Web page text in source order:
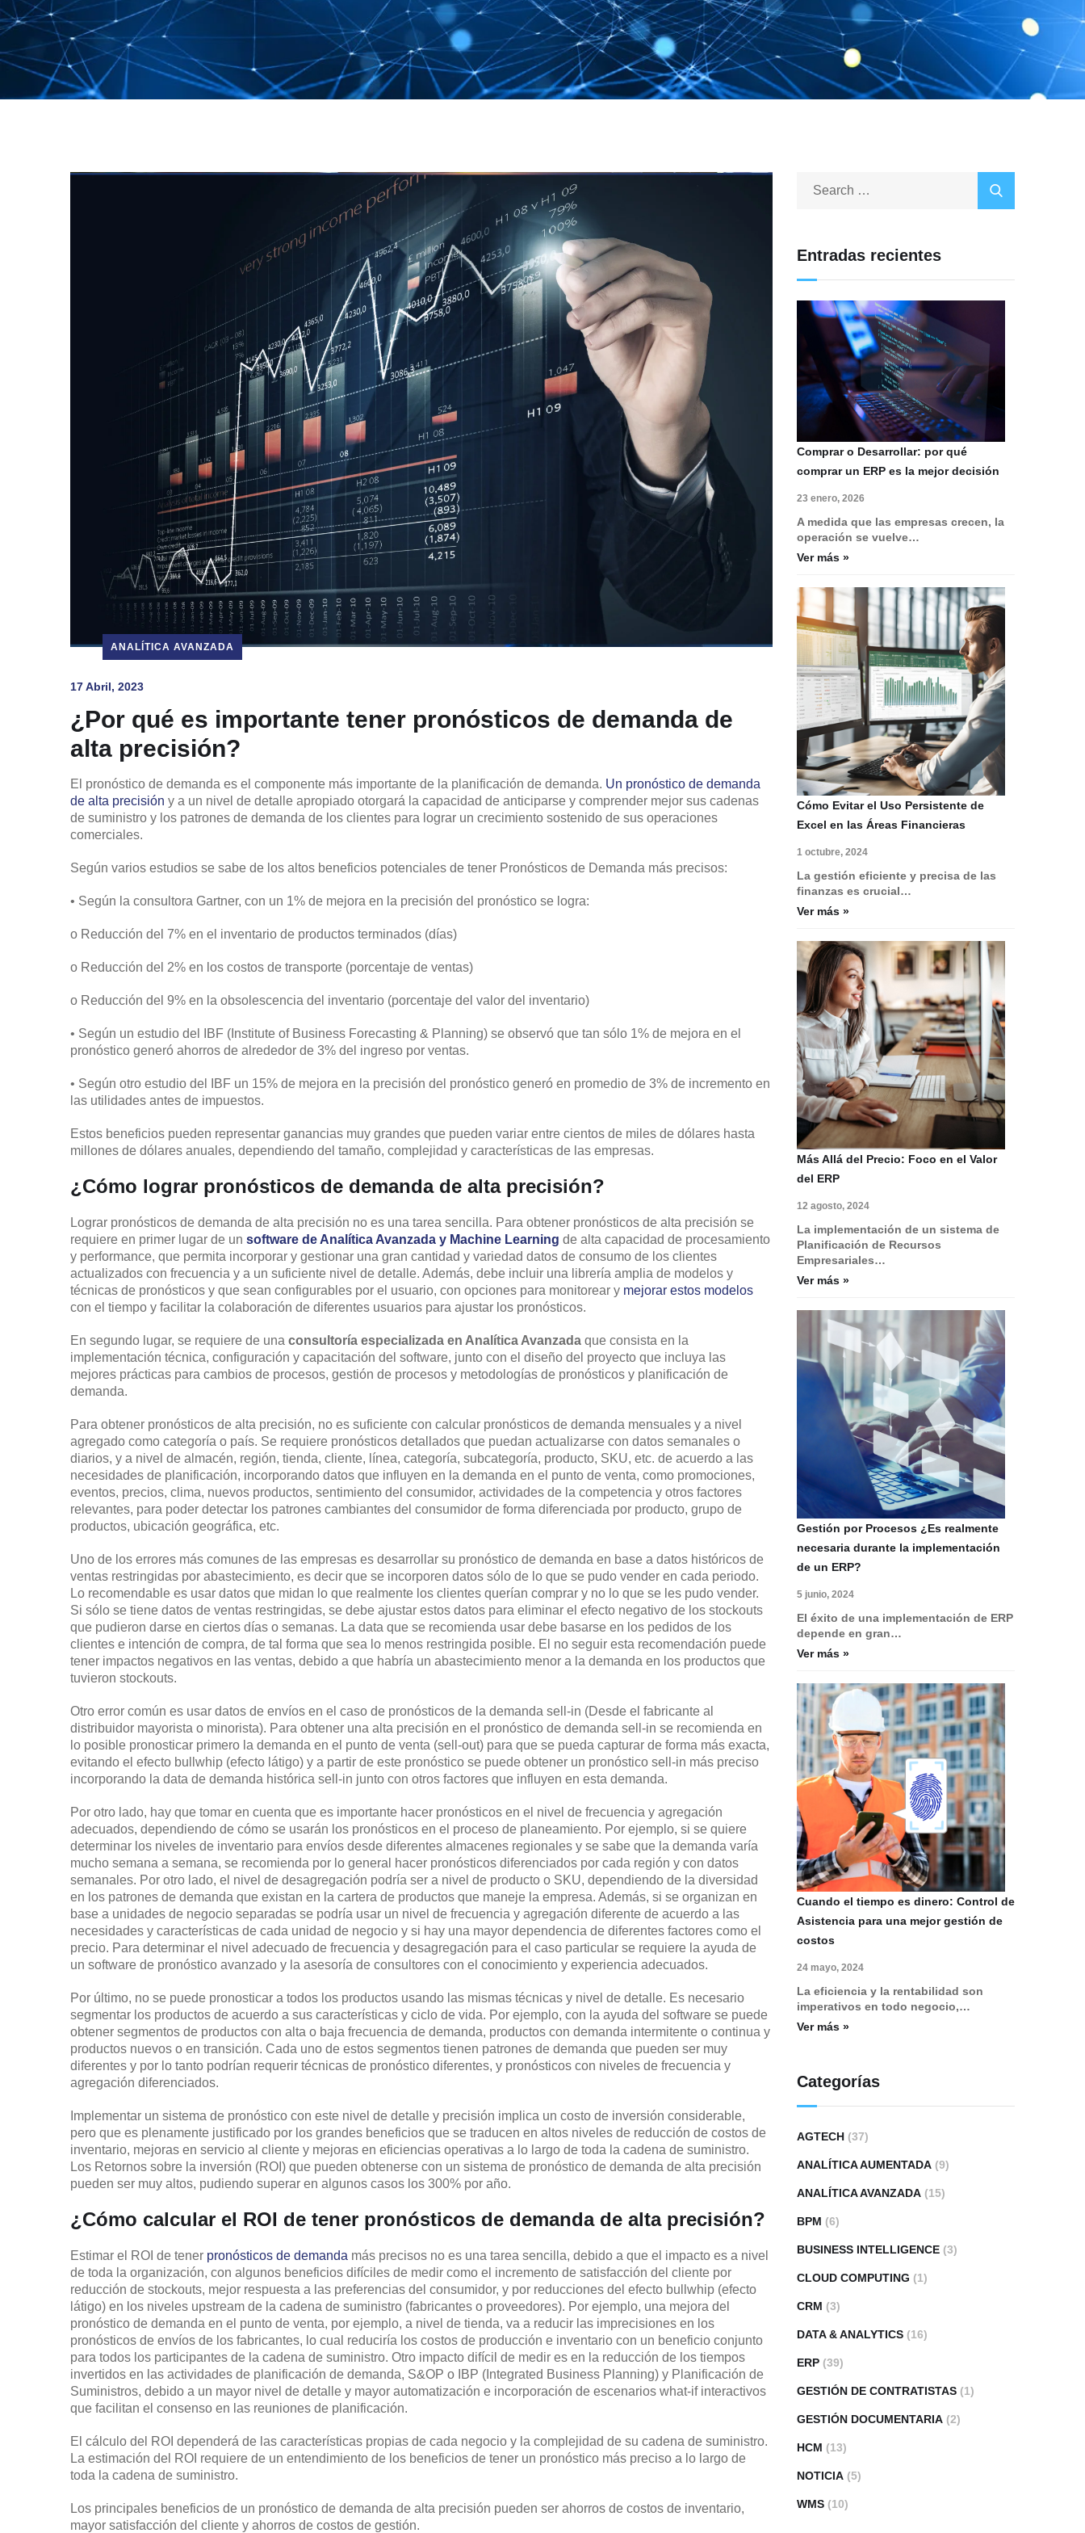
ANALÍTICA AVANZADA
17 Abril, 2023
¿Por qué es importante tener pronósticos de demanda de
alta precisión?
El pronóstico de demanda es el componente más importante de la planificación de demanda. Un pronóstico de demanda
de alta precisión y a un nivel de detalle apropiado otorgará la capacidad de anticiparse y comprender mejor sus cadenas
de suministro y los patrones de demanda de los clientes para lograr un crecimiento sostenido de sus operaciones
comerciales.
Según varios estudios se sabe de los altos beneficios potenciales de tener Pronósticos de Demanda más precisos:
• Según la consultora Gartner, con un 1% de mejora en la precisión del pronóstico se logra:
o Reducción del 7% en el inventario de productos terminados (días)
o Reducción del 2% en los costos de transporte (porcentaje de ventas)
o Reducción del 9% en la obsolescencia del inventario (porcentaje del valor del inventario)
• Según un estudio del IBF (Institute of Business Forecasting & Planning) se observó que tan sólo 1% de mejora en el
pronóstico generó ahorros de alrededor de 3% del ingreso por ventas.
• Según otro estudio del IBF un 15% de mejora en la precisión del pronóstico generó en promedio de 3% de incremento en
las utilidades antes de impuestos.
Estos beneficios pueden representar ganancias muy grandes que pueden variar entre cientos de miles de dólares hasta
millones de dólares anuales, dependiendo del tamaño, complejidad y características de las empresas.
¿Cómo lograr pronósticos de demanda de alta precisión?
Lograr pronósticos de demanda de alta precisión no es una tarea sencilla. Para obtener pronósticos de alta precisión se
requiere en primer lugar de un software de Analítica Avanzada y Machine Learning de alta capacidad de procesamiento
y performance, que permita incorporar y gestionar una gran cantidad y variedad datos de consumo de los clientes
actualizados con frecuencia y a un suficiente nivel de detalle. Además, debe incluir una librería amplia de modelos y
técnicas de pronósticos y que sean configurables por el usuario, con opciones para monitorear y mejorar estos modelos
con el tiempo y facilitar la colaboración de diferentes usuarios para ajustar los pronósticos.
En segundo lugar, se requiere de una consultoría especializada en Analítica Avanzada que consista en la
implementación técnica, configuración y capacitación del software, junto con el diseño del proyecto que incluya las
mejores prácticas para cambios de procesos, gestión de procesos y metodologías de pronósticos y planificación de
demanda.
Para obtener pronósticos de alta precisión, no es suficiente con calcular pronósticos de demanda mensuales y a nivel
agregado como categoría o país. Se requiere pronósticos detallados que puedan actualizarse con datos semanales o
diarios, y a nivel de almacén, región, tienda, cliente, línea, categoría, subcategoría, producto, SKU, etc. de acuerdo a las
necesidades de planificación, incorporando datos que influyen en la demanda en el punto de venta, como promociones,
eventos, precios, clima, nuevos productos, sentimiento del consumidor, actividades de la competencia y otros factores
relevantes, para poder detectar los patrones cambiantes del consumidor de forma diferenciada por producto, grupo de
productos, ubicación geográfica, etc.
Uno de los errores más comunes de las empresas es desarrollar su pronóstico de demanda en base a datos históricos de
ventas restringidas por abastecimiento, es decir que se incorporen datos sólo de lo que se pudo vender en cada periodo.
Lo recomendable es usar datos que midan lo que realmente los clientes querían comprar y no lo que se les pudo vender.
Si sólo se tiene datos de ventas restringidas, se debe ajustar estos datos para eliminar el efecto negativo de los stockouts
que pudieron darse en ciertos días o semanas. La data que se recomienda usar debe basarse en los pedidos de los
clientes e intención de compra, de tal forma que sea lo menos restringida posible. El no seguir esta recomendación puede
tener impactos negativos en las ventas, debido a que habría un abastecimiento menor a la demanda en los productos que
tuvieron stockouts.
Otro error común es usar datos de envíos en el caso de pronósticos de la demanda sell-in (Desde el fabricante al
distribuidor mayorista o minorista). Para obtener una alta precisión en el pronóstico de demanda sell-in se recomienda en
lo posible pronosticar primero la demanda en el punto de venta (sell-out) para que se pueda capturar de forma más exacta,
evitando el efecto bullwhip (efecto látigo) y a partir de este pronóstico se puede obtener un pronóstico sell-in más preciso
incorporando la data de demanda histórica sell-in junto con otros factores que influyen en esta demanda.
Por otro lado, hay que tomar en cuenta que es importante hacer pronósticos en el nivel de frecuencia y agregación
adecuados, dependiendo de cómo se usarán los pronósticos en el proceso de planeamiento. Por ejemplo, si se quiere
determinar los niveles de inventario para envíos desde diferentes almacenes regionales y se sabe que la demanda varía
mucho semana a semana, se recomienda por lo general hacer pronósticos diferenciados por cada región y con datos
semanales. Por otro lado, el nivel de desagregación podría ser a nivel de producto o SKU, dependiendo de la diversidad
en los patrones de demanda que existan en la cartera de productos que maneje la empresa. Además, si se organizan en
base a unidades de negocio separadas se podría usar un nivel de frecuencia y agregación diferente de acuerdo a las
necesidades y características de cada unidad de negocio y si hay una mayor dependencia de diferentes factores como el
precio. Para determinar el nivel adecuado de frecuencia y desagregación para el caso particular se requiere la ayuda de
un software de pronóstico avanzado y la asesoría de consultores con el conocimiento y experiencia adecuados.
Por último, no se puede pronosticar a todos los productos usando las mismas técnicas y nivel de detalle. Es necesario
segmentar los productos de acuerdo a sus características y ciclo de vida. Por ejemplo, con la ayuda del software se puede
obtener segmentos de productos con alta o baja frecuencia de demanda, productos con demanda intermitente o continua y
productos nuevos o en transición. Cada uno de estos segmentos tienen patrones de demanda que pueden ser muy
diferentes y por lo tanto podrían requerir técnicas de pronóstico diferentes, y pronósticos con niveles de frecuencia y
agregación diferenciados.
Implementar un sistema de pronóstico con este nivel de detalle y precisión implica un costo de inversión considerable,
pero que es plenamente justificado por los grandes beneficios que se traducen en altos niveles de reducción de costos de
inventario, mejoras en servicio al cliente y mejoras en eficiencias operativas a lo largo de toda la cadena de suministro.
Los Retornos sobre la inversión (ROI) que pueden obtenerse con un sistema de pronóstico de demanda de alta precisión
pueden ser muy altos, pudiendo superar en algunos casos los 300% por año.
¿Cómo calcular el ROI de tener pronósticos de demanda de alta precisión?
Estimar el ROI de tener pronósticos de demanda más precisos no es una tarea sencilla, debido a que el impacto es a nivel
de toda la organización, con algunos beneficios difíciles de medir como el incremento de satisfacción del cliente por
reducción de stockouts, mejor respuesta a las preferencias del consumidor, y por reducciones del efecto bullwhip (efecto
látigo) en los niveles upstream de la cadena de suministro (fabricantes o proveedores). Por ejemplo, una mejora del
pronóstico de demanda en el punto de venta, por ejemplo, a nivel de tienda, va a reducir las imprecisiones en los
pronósticos de envíos de los fabricantes, lo cual reduciría los costos de producción e inventario con un beneficio conjunto
para todos los participantes de la cadena de suministro. Otro impacto difícil de medir es en la reducción de los tiempos
invertidos en las actividades de planificación de demanda, S&OP o IBP (Integrated Business Planning) y Planificación de
Suministros, debido a un mayor nivel de detalle y mayor automatización e incorporación de escenarios what-if interactivos
que facilitan el consenso en las reuniones de planificación.
El cálculo del ROI dependerá de las características propias de cada negocio y la complejidad de su cadena de suministro.
La estimación del ROI requiere de un entendimiento de los beneficios de tener un pronóstico más preciso a lo largo de
toda la cadena de suministro.
Los principales beneficios de un pronóstico de demanda de alta precisión pueden ser ahorros de costos de inventario,
mayor satisfacción del cliente y ahorros de costos de gestión.
Entradas recientes
Comprar o Desarrollar: por qué
comprar un ERP es la mejor decisión
23 enero, 2026
A medida que las empresas crecen, la
operación se vuelve…
Ver más »
Cómo Evitar el Uso Persistente de
Excel en las Áreas Financieras
1 octubre, 2024
La gestión eficiente y precisa de las
finanzas es crucial…
Ver más »
Más Allá del Precio: Foco en el Valor
del ERP
12 agosto, 2024
La implementación de un sistema de
Planificación de Recursos
Empresariales…
Ver más »
Gestión por Procesos ¿Es realmente
necesaria durante la implementación
de un ERP?
5 junio, 2024
El éxito de una implementación de ERP
depende en gran…
Ver más »
Cuando el tiempo es dinero: Control de
Asistencia para una mejor gestión de
costos
24 mayo, 2024
La eficiencia y la rentabilidad son
imperativos en todo negocio,…
Ver más »
Categorías
AGTECH (37)
ANALÍTICA AUMENTADA (9)
ANALÍTICA AVANZADA (15)
BPM (6)
BUSINESS INTELLIGENCE (3)
CLOUD COMPUTING (1)
CRM (3)
DATA & ANALYTICS (16)
ERP (39)
GESTIÓN DE CONTRATISTAS (1)
GESTIÓN DOCUMENTARIA (2)
HCM (13)
NOTICIA (5)
WMS (10)